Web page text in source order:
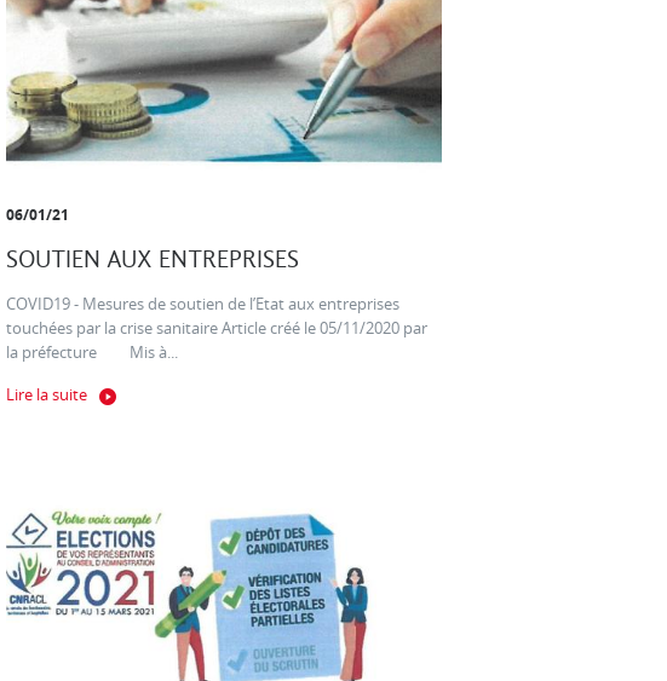
06/01/21
SOUTIEN AUX ENTREPRISES
COVID19 - Mesures de soutien de l’Etat aux entreprises
touchées par la crise sanitaire Article créé le 05/11/2020 par
la préfecture Mis à...
Lire la suite